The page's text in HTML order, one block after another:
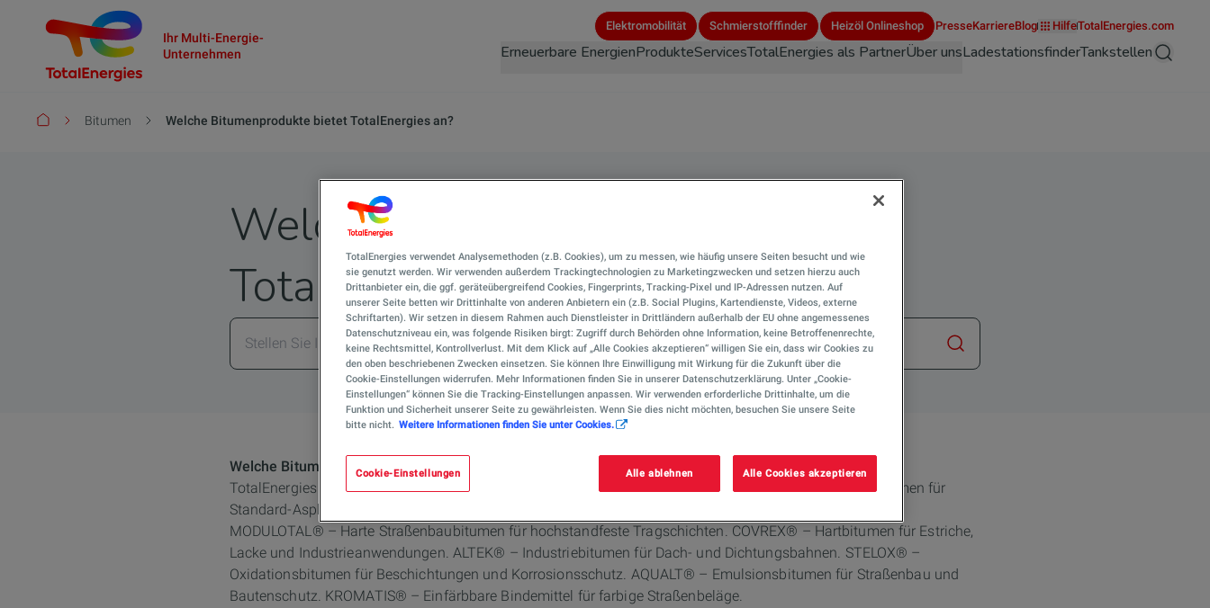
Direkt
zum
Ihr Multi-Energie-
Unternehmen
Erneuerbare EnergienProdukteServicesTotalEnergies als PartnerÜber unsLadestationsfinderTankstellen Suche
Elektromobilität Schmierstofffinder Heizöl Onlineshop PresseKarriereBlog HilfeTotalEnergies.com
Pfadnavigation
Bitumen Welche Bitumenprodukte bietet TotalEnergies an?
Welche Bitumenprodukte bietet
TotalEnergies an?
Suche starten
Welche Bitumenprodukte bietet TotalEnergies an?
TotalEnergies bietet ein umfassendes Sortiment für Straßenbau und Industrie: AZALT® – Straßenbaubitumen für
Standard-Asphaltmischgut. STYRELF® – Polymermodifiziertes Bitumen für hoch beanspruchte Flächen.
MODULOTAL® – Harte Straßenbaubitumen für hochstandfeste Tragschichten. COVREX® – Hartbitumen für Estriche,
Lacke und Industrieanwendungen. ALTEK® – Industriebitumen für Dach- und Dichtungsbahnen. STELOX® –
Oxidationsbitumen für Beschichtungen und Korrosionsschutz. AQUALT® – Emulsionsbitumen für Straßenbau und
Bautenschutz. KROMATIS® – Einfärbbare Bindemittel für farbige Straßenbeläge.
TotalEnergies verwendet Analysemethoden (z.B. Cookies), um zu messen, wie häufig unsere Seiten besucht und wie
sie genutzt werden. Wir verwenden außerdem Trackingtechnologien zu Marketingzwecken und setzen hierzu auch
Drittanbieter ein, die ggf. geräteübergreifend Cookies, Fingerprints, Tracking-Pixel und IP-Adressen nutzen. Auf
unserer Seite betten wir Drittinhalte von anderen Anbietern ein (z.B. Social Plugins, Kartendienste, Videos, externe
Schriftarten). Wir setzen in diesem Rahmen auch Dienstleister in Drittländern außerhalb der EU ohne angemessenes
Datenschutzniveau ein, was folgende Risiken birgt: Zugriff durch Behörden ohne Information, keine Betroffenenrechte,
keine Rechtsmittel, Kontrollverlust. Mit dem Klick auf „Alle Cookies akzeptieren“ willigen Sie ein, dass wir Cookies zu
den oben beschriebenen Zwecken einsetzen. Sie können Ihre Einwilligung mit Wirkung für die Zukunft über die
Cookie-Einstellungen widerrufen. Mehr Informationen finden Sie in unserer Datenschutzerklärung. Unter „Cookie-
Einstellungen“ können Sie die Tracking-Einstellungen anpassen. Wir verwenden erforderliche Drittinhalte, um die
Funktion und Sicherheit unserer Seite zu gewährleisten. Wenn Sie dies nicht möchten, besuchen Sie unsere Seite
bitte nicht. Weitere Informationen finden Sie unter Cookies.
Cookie-Einstellungen Alle ablehnen Alle Cookies akzeptieren